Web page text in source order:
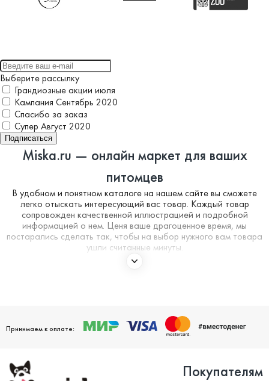
Выберите рассылку
Грандиозные акции июля
Кампания Сентябрь 2020
Спасибо за заказ
Супер Август 2020
Подписаться
Miska.ru — онлайн маркет для ваших
питомцев
В удобном и понятном каталоге на нашем сайте вы сможете
легко отыскать интересующий вас товар. Каждый товар
сопровожден качественной иллюстрацией и подробной
информацией о нем. Ценя ваше драгоценное время, мы
постарались сделать так, чтобы на выбор нужного вам товара
ушли считанные минуты.
и ветеринарные препараты. Вся продукция, представленная в
нашем магазине, сертифицирована и соответствует высоким
стандартам качества.
Принимаем к оплате:
Покупателям